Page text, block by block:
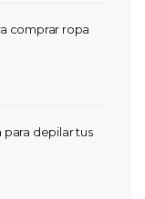
comprar ropa
para depilar tus